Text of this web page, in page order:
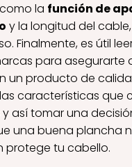
la función de
y la longitud del
Finalmente, es útil
para asegurarte
un producto de
características que
así tomar una
una buena plancha
protege tu cabello.